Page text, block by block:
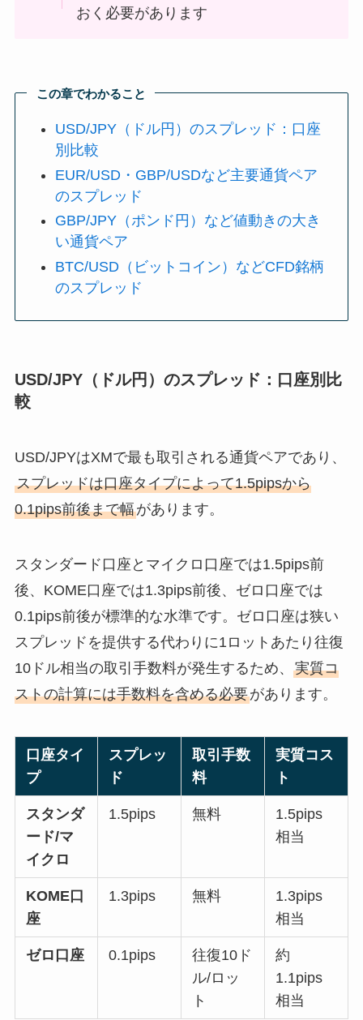
おく必要があります
この章でわかること
USD/JPY（ドル円）のスプレッド：口座
別比較
EUR/USD・GBP/USDなど主要通貨ペア
のスプレッド
GBP/JPY（ポンド円）など値動きの大き
い通貨ペア
BTC/USD（ビットコイン）などCFD銘柄
のスプレッド
USD/JPY（ドル円）のスプレッド：口座別比
較
USD/JPYはXMで最も取引される通貨ペアであり、
スプレッドは口座タイプによって1.5pipsから
0.1pips前後まで幅があります。
スタンダード口座とマイクロ口座では1.5pips前
後、KOME口座では1.3pips前後、ゼロ口座では
0.1pips前後が標準的な水準です。ゼロ口座は狭い
スプレッドを提供する代わりに1ロットあたり往復
10ドル相当の取引手数料が発生するため、 実質コ
ストの計算には手数料を含める必要があります。
口座タイ
プ
スプレッ
ド
取引手数
料
実質コス
ト
スタンダ
ード/マ
イクロ
1.5pips 無料
1.5pips
相当
KOME口
座
1.3pips 無料
1.3pips
相当
ゼロ口座 0.1pips
往復10ド
ル/ロッ
ト
約
1.1pips
相当